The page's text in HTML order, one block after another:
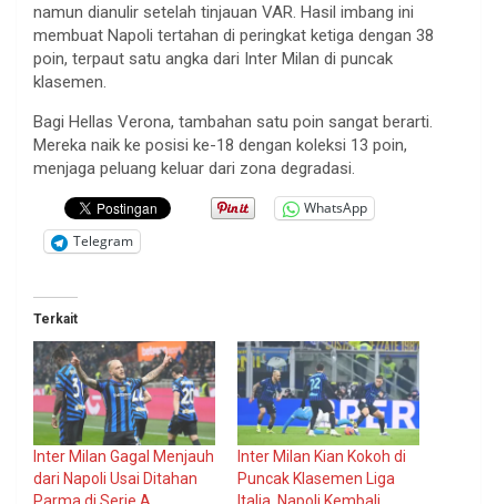
namun dianulir setelah tinjauan VAR. Hasil imbang ini
membuat Napoli tertahan di peringkat ketiga dengan 38
poin, terpaut satu angka dari Inter Milan di puncak
klasemen.
Bagi Hellas Verona, tambahan satu poin sangat berarti.
Mereka naik ke posisi ke-18 dengan koleksi 13 poin,
menjaga peluang keluar dari zona degradasi.
WhatsApp
Telegram
Terkait
Inter Milan Gagal Menjauh
dari Napoli Usai Ditahan
Parma di Serie A
Inter Milan Kian Kokoh di
Puncak Klasemen Liga
Italia, Napoli Kembali